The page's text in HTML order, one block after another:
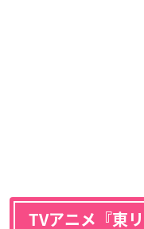
TVアニメ『東